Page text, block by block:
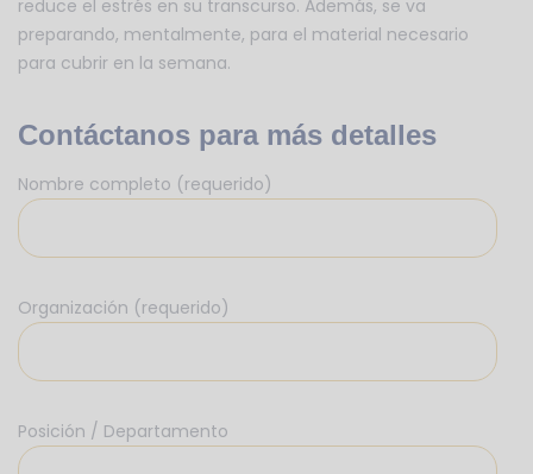
reduce el estrés en su transcurso. Además, se va
preparando, mentalmente, para el material necesario
para cubrir en la semana.
Contáctanos para más detalles
Nombre completo (requerido)
Organización (requerido)
Posición / Departamento